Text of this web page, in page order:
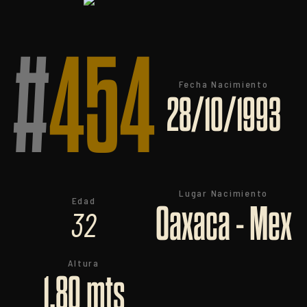
#454 Fecha Nacimiento
28/10/1993
Edad
32
Lugar Nacimiento
Oaxaca - Mex
Altura
1,80 mts